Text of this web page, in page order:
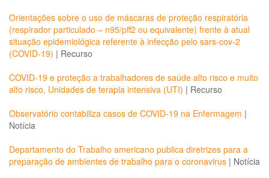
Orientações sobre o uso de máscaras de proteção respiratória
(respirador particulado – n95/pff2 ou equivalente) frente à atual
situação epidemiológica referente à infecção pelo sars-cov-2
(COVID-19) | Recurso
COVID-19 e proteção a trabalhadores de saúde alto risco e muito
alto risco, Unidades de terapia intensiva (UTI) | Recurso
Observatório contabiliza casos de COVID-19 na Enfermagem |
Notícia
Departamento do Trabalho americano publica diretrizes para a
preparação de ambientes de trabalho para o coronavirus | Notícia